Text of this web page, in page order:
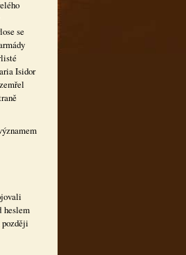
se
Isidor
heslem